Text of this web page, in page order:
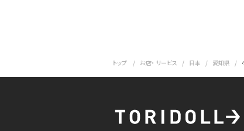
トップ お店・ サービス 日本 愛知県